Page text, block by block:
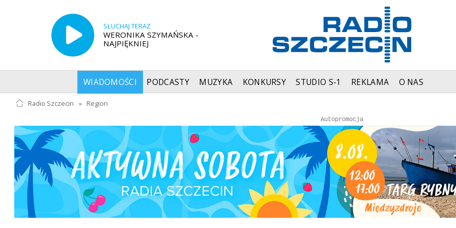
SŁUCHAJ TERAZ
WERONIKA SZYMAŃSKA -
NAJPIĘKNIEJ
WIADOMOŚCI PODCASTY MUZYKA KONKURSY STUDIO S-1 REKLAMA O NAS
Radio Szczecin » Region
Autopromocja
Reklama
Autopromocja